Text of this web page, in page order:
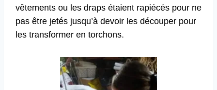
vêtements ou les draps étaient rapiécés pour ne
pas être jetés jusqu’à devoir les découper pour
les transformer en torchons.